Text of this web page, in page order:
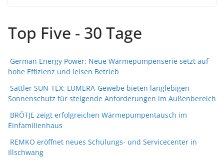
Top Five - 30 Tage
German Energy Power: Neue Wärmepumpenserie setzt auf
hohe Effizienz und leisen Betrieb
Sattler SUN-TEX: LUMERA-Gewebe bieten langlebigen
Sonnenschutz für steigende Anforderungen im Außenbereich
BRÖTJE zeigt erfolgreichen Wärmepumpentausch im
Einfamilienhaus
REMKO eröffnet neues Schulungs- und Servicecenter in
Illschwang